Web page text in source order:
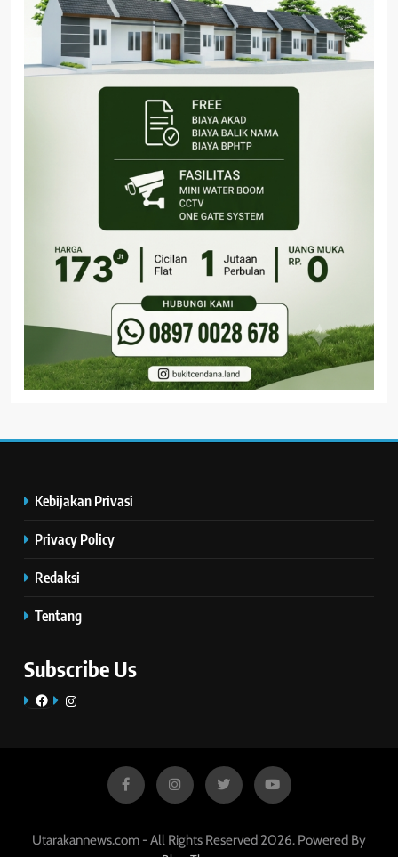
Kebijakan Privasi
Privacy Policy
Redaksi
Tentang
Subscribe Us
FacebookInstagram
Utarakannews.com - All Rights Reserved 2026. Powered By